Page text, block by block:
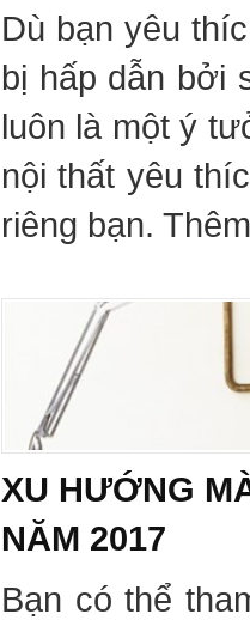
Dù bạn yêu
bị hấp dẫn bởi
luôn là một ý
nội thất yêu
riêng bạn.
XU HƯỚNG
NĂM 2017
Bạn có thể